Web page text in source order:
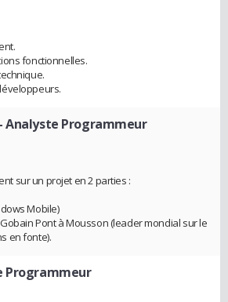
fonctionnelles.
- Analyste Programmeur
sur un projet en 2 parties :
Mobile)
Pont à Mousson (leader mondial sur le
en fonte).
Programmeur